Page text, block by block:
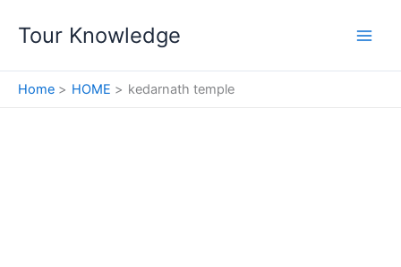
Tour Knowledge
Home HOME kedarnath temple